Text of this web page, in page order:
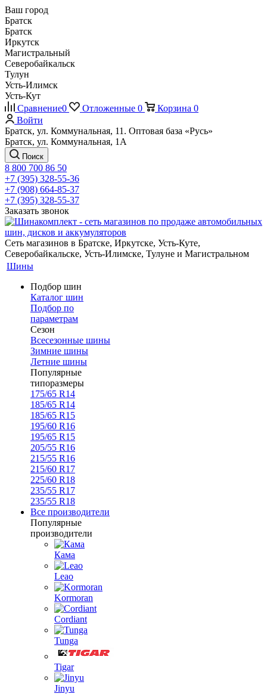
Ваш город
Братск
Братск
Иркутск
Магистральный
Северобайкальск
Тулун
Усть-Илимск
Усть-Кут
Сравнение0 Отложенные 0 Корзина 0
Войти
Братск, ул. Коммунальная, 11. Оптовая база «Русь»
Братск, ул. Коммунальная, 1А
Поиск
8 800 700 86 50
+7 (395) 328-55-36
+7 (908) 664-85-37
+7 (395) 328-55-37
Заказать звонок
Сеть магазинов в Братске, Иркутске, Усть-Куте,
Северобайкальске, Усть-Илимске, Тулуне и Магистральном
Шины
Подбор шин
Каталог шин
Подбор по
параметрам
Сезон
Всесезонные шины
Зимние шины
Летние шины
Популярные
типоразмеры
175/65 R14
185/65 R14
185/65 R15
195/60 R16
195/65 R15
205/55 R16
215/55 R16
215/60 R17
225/60 R18
235/55 R17
235/55 R18
Все производители
Популярные
производители
Кама
Leao
Kormoran
Cordiant
Tunga
Tigar
Jinyu